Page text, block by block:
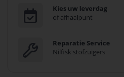
Kies uw leverdag
of afhaalpunt
Reparatie Service
Nilfisk stofzuigers